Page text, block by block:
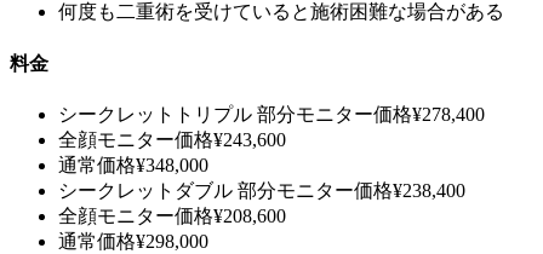
何度も二重術を受けていると施術困難な場合がある
料金
シークレットトリプル 部分モニター価格¥278,400
全顔モニター価格¥243,600
通常価格¥348,000
シークレットダブル 部分モニター価格¥238,400
全顔モニター価格¥208,600
通常価格¥298,000